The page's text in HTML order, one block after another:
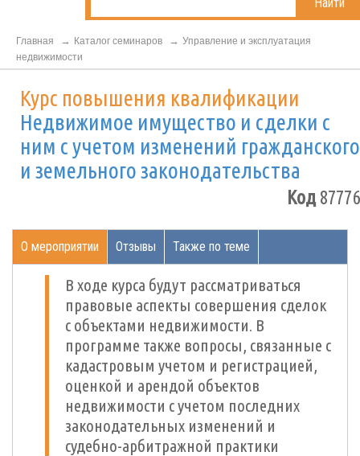
Главная Каталог семинаров
Управление и эксплуатация
недвижимости
Курс повышения квалификации
Недвижимое имущество и сделки с
ним с учетом изменений гражданского
и земельного законодательства
Код87776
О мероприятии Отзывы Также по теме
В ходе курса будут рассматриваться
правовые аспекты совершения сделок
с объектами недвижимости. В
программе также вопросы, связанные с
кадастровым учетом и регистрацией,
оценкой и арендой объектов
недвижимости с учетом последних
законодательных изменений и
судебно-арбитражной практики